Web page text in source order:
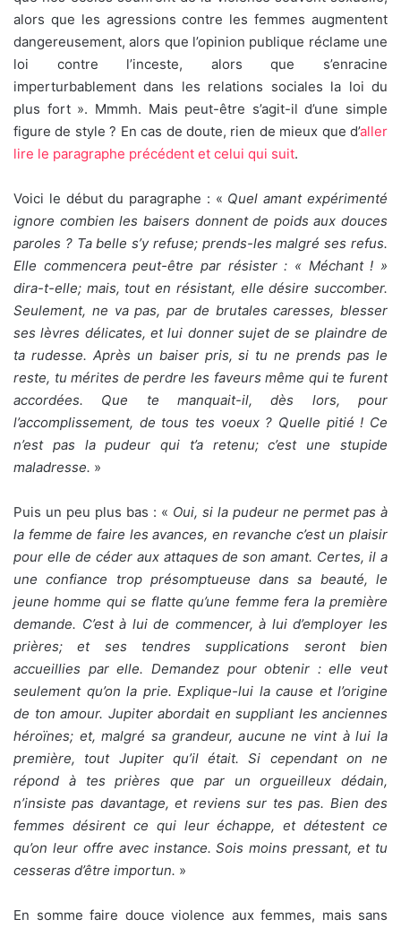
alors que les agressions contre les femmes augmentent
dangereusement, alors que l’opinion publique réclame une
loi contre l’inceste, alors que s’enracine
imperturbablement dans les relations sociales la loi du
plus fort ». Mmmh. Mais peut-être s’agit-il d’une simple
figure de style ? En cas de doute, rien de mieux que d’aller
lire le paragraphe précédent et celui qui suit.
Voici le début du paragraphe : « Quel amant expérimenté
ignore combien les baisers donnent de poids aux douces
paroles ? Ta belle s’y refuse; prends-les malgré ses refus.
Elle commencera peut-être par résister : « Méchant ! »
dira-t-elle; mais, tout en résistant, elle désire succomber.
Seulement, ne va pas, par de brutales caresses, blesser
ses lèvres délicates, et lui donner sujet de se plaindre de
ta rudesse. Après un baiser pris, si tu ne prends pas le
reste, tu mérites de perdre les faveurs même qui te furent
accordées. Que te manquait-il, dès lors, pour
l’accomplissement, de tous tes voeux ? Quelle pitié ! Ce
n’est pas la pudeur qui t’a retenu; c’est une stupide
maladresse. »
Puis un peu plus bas : « Oui, si la pudeur ne permet pas à
la femme de faire les avances, en revanche c’est un plaisir
pour elle de céder aux attaques de son amant. Certes, il a
une confiance trop présomptueuse dans sa beauté, le
jeune homme qui se flatte qu’une femme fera la première
demande. C’est à lui de commencer, à lui d’employer les
prières; et ses tendres supplications seront bien
accueillies par elle. Demandez pour obtenir : elle veut
seulement qu’on la prie. Explique-lui la cause et l’origine
de ton amour. Jupiter abordait en suppliant les anciennes
héroïnes; et, malgré sa grandeur, aucune ne vint à lui la
première, tout Jupiter qu’il était. Si cependant on ne
répond à tes prières que par un orgueilleux dédain,
n’insiste pas davantage, et reviens sur tes pas. Bien des
femmes désirent ce qui leur échappe, et détestent ce
qu’on leur offre avec instance. Sois moins pressant, et tu
cesseras d’être importun. »
En somme faire douce violence aux femmes, mais sans